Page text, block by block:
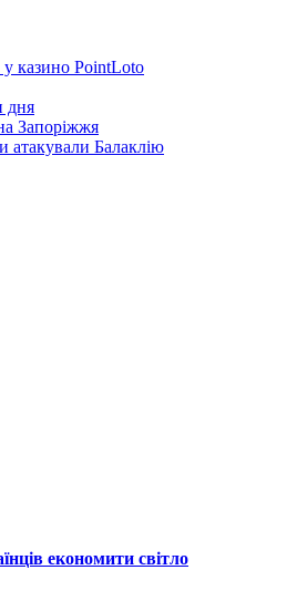
у казино PointLoto
дня
Запоріжжя
атакували Балаклію
економити світло